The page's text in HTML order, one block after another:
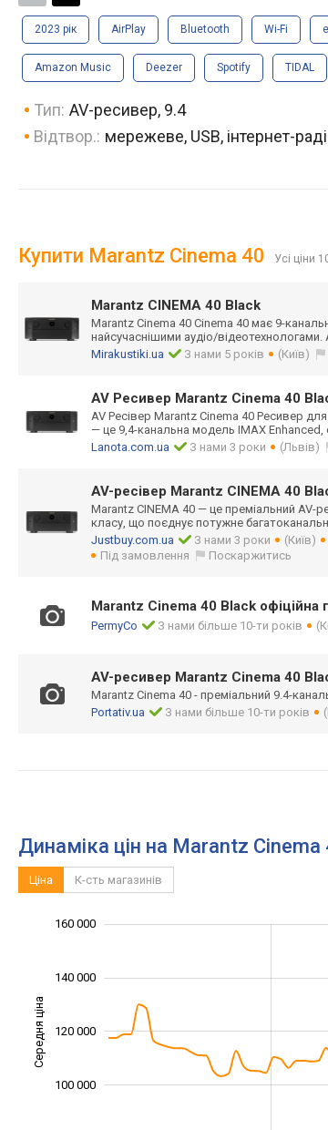
2023 рік AirPlay Bluetooth Wi-Fi
Amazon Music Deezer Spotify TIDAL
Тип: AV-ресивер, 9.4
Відтвор.: мережеве, USB, інтернет-
Купити Marantz Cinema 40 Усі ціни
Marantz CINEMA 40 Black
Marantz Cinema 40 Cinema 40 має 9-
найсучаснішими аудіо/відеотехнологами.
Mirakustiki.ua
З нами 5 років (Київ)
AV Ресивер Marantz Cinema 40
AV Ресівер Marantz Cinema 40 Ресивер
— це 9,4-канальна модель IMAX Enhanced,
Lanota.com.ua
З нами 3 роки (Львів)
AV-ресівер Marantz CINEMA 40
Marantz CINEMA 40 — це преміальний AV-
класу, що поєднує потужне
Justbuy.com.ua
З нами 3 роки (Київ)
Під замовлення
Поскаржитись
Marantz Cinema 40 Black офіційна
PermyCo З нами більше 10-ти років
AV-ресивер Marantz Cinema 40
Marantz Cinema 40 - преміальний 9.4-
Portativ.ua
З нами більше 10-ти років
Динаміка цін на Marantz Cinema
Ціна К-сть магазинів
Середня ціна 100 000
100 000
120 000
140 000
160 000